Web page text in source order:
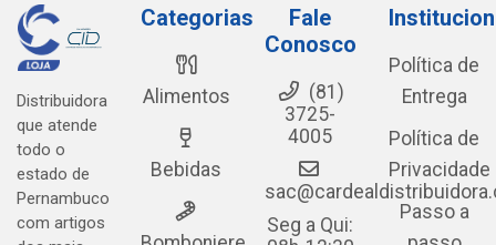
Distribuidora
que atende
todo o
estado de
Pernambuco
com artigos
Categorias
Alimentos
Bebidas
Fale
Conosco
(81)
3725-
4005
Seg a Qui:
Política de
Entrega
Política de
Privacidade
Passo a